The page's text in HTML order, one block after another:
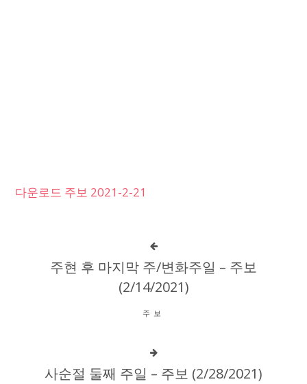
다운로드 주보 2021-2-21
주현 후 마지막 주/변화주일 – 주보
(2/14/2021)
주보
사순절 둘째 주일 – 주보 (2/28/2021)